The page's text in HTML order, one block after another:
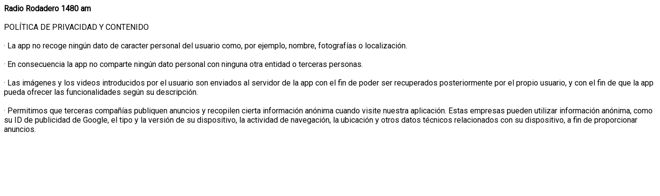
Radio Rodadero 1480 am
POLÍTICA DE PRIVACIDAD Y CONTENIDO
· La app no recoge ningún dato de caracter personal del usuario como, por ejemplo, nombre, fotografías o localización.
· En consecuencia la app no comparte ningún dato personal con ninguna otra entidad o terceras personas.
· Las imágenes y los videos introducidos por el usuario son enviados al servidor de la app con el fin de poder ser recuperados posteriormente por el propio usuario, y con el fin de que la app
pueda ofrecer las funcionalidades según su descripción.
· Permitimos que terceras compañías publiquen anuncios y recopilen cierta información anónima cuando visite nuestra aplicación. Estas empresas pueden utilizar información anónima, como
su ID de publicidad de Google, el tipo y la versión de su dispositivo, la actividad de navegación, la ubicación y otros datos técnicos relacionados con su dispositivo, a fin de proporcionar
anuncios.